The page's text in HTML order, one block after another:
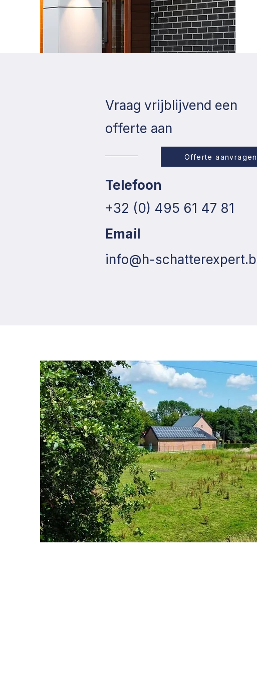
Vraag vrijblijvend een
offerte aan
Offerte aanvragen
Telefoon
+32 (0) 495 61 47 81
Email
info@h-